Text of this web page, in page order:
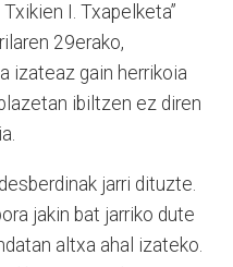
I. Txapelketa”
29erako,
izateaz gain herrikoia
ibiltzen ez diren
jarri dituzte.
jakin bat jarriko dute
altxa ahal izateko.